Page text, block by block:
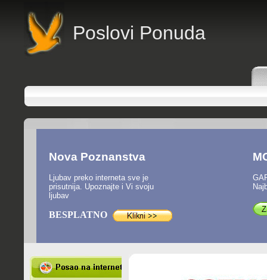
Poslovi Ponuda
Nova Poznanstva
Ljubav preko interneta sve je
prisutnija. Upoznajte i Vi svoju
ljubav
BESPLATNO